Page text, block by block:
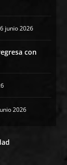
junio 2026
con
2026